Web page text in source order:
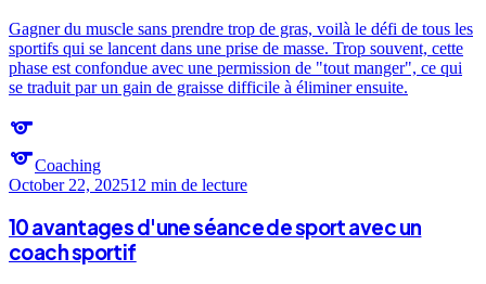
Gagner du muscle sans prendre trop de gras, voilà le défi de tous les
sportifs qui se lancent dans une prise de masse. Trop souvent, cette
phase est confondue avec une permission de "tout manger", ce qui
se traduit par un gain de graisse difficile à éliminer ensuite.
sports
sportsCoaching
October 22, 202512 min de lecture
10 avantages d'une séance de sport avec un
coach sportif